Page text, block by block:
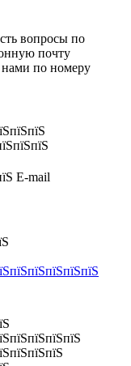
вопросы по
почту
нами по номеру
E-mail